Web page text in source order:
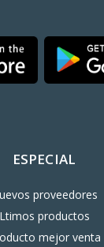
ESPECIAL
proveedores
Ltimos productos
mejor venta